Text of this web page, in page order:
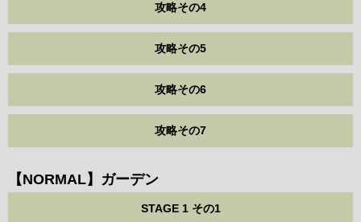
攻略その4
攻略その5
攻略その6
攻略その7
【NORMAL】ガーデン
STAGE 1 その1